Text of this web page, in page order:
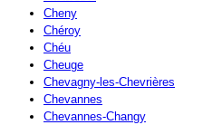
Cheny
Chéroy
Chéu
Cheuge
Chevagny-les-Chevrières
Chevannes
Chevannes-Changy